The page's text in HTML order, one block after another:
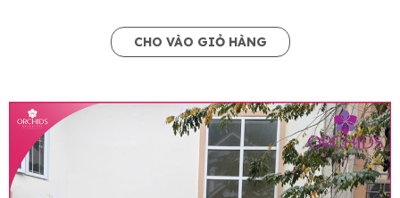
CHO VÀO GIỎ HÀNG